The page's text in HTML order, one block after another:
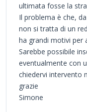
ultimata fosse la
Il problema è che,
non si tratta di un
ha grandi motivi per
Sarebbe possibile
eventualmente con
chiedervi intervento
grazie
Simone